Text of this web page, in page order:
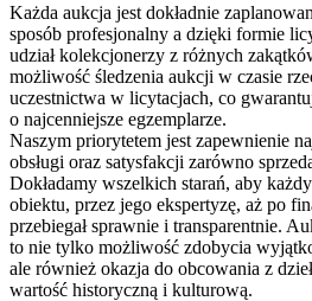
Każda aukcja jest dokładnie
sposób profesjonalny a dzięki formie
udział kolekcjonerzy z różnych
możliwość śledzenia aukcji w czasie
uczestnictwa w licytacjach, co
o najcenniejsze egzemplarze.
Naszym priorytetem jest zapewnienie
obsługi oraz satysfakcji zarówno
Dokładamy wszelkich starań, aby
obiektu, przez jego ekspertyzę, aż po
przebiegał sprawnie i transparentnie.
to nie tylko możliwość zdobycia
ale również okazja do obcowania z
wartość historyczną i kulturową.